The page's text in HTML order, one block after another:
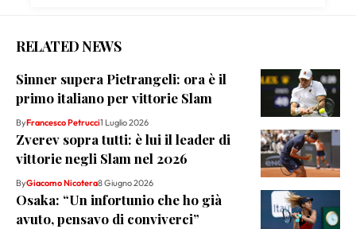
RELATED NEWS
Sinner supera Pietrangeli: ora è il
primo italiano per vittorie Slam
ByFrancesco Petrucci1 Luglio 2026
Zverev sopra tutti: è lui il leader di
vittorie negli Slam nel 2026
ByGiacomo Nicotera8 Giugno 2026
Osaka: “Un infortunio che ho già
avuto, pensavo di conviverci”